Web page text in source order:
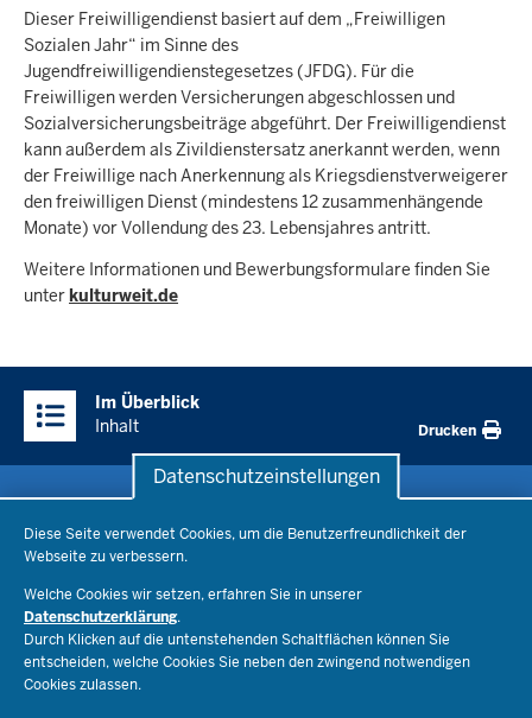
Datenschutzeinstellungen
Diese Seite verwendet Cookies, um die Benutzerfreundlichkeit der
Webseite zu verbessern.
Welche Cookies wir setzen, erfahren Sie in unserer
Datenschutzerklärung.
Durch Klicken auf die untenstehenden Schaltflächen können Sie
entscheiden, welche Cookies Sie neben den zwingend notwendigen
Cookies zulassen.
Dieser Freiwilligendienst basiert auf dem „Freiwilligen
Sozialen Jahr“ im Sinne des
Jugendfreiwilligendienstegesetzes (JFDG). Für die
Freiwilligen werden Versicherungen abgeschlossen und
Sozialversicherungsbeiträge abgeführt. Der Freiwilligendienst
kann außerdem als Zivildienstersatz anerkannt werden, wenn
der Freiwillige nach Anerkennung als Kriegsdienstverweigerer
den freiwilligen Dienst (mindestens 12 zusammenhängende
Monate) vor Vollendung des 23. Lebensjahres antritt.
Weitere Informationen und Bewerbungsformulare finden Sie
unterkulturweit.de
Inhalte
Im Überblick
Inhalt
Drucken
Bildungsthemen
Lehrkräfte
Recht
Schulleben
Ministerium
Ministerin Dorothee Feller
Staatssekretär Dr. Urban Mauer
Presse